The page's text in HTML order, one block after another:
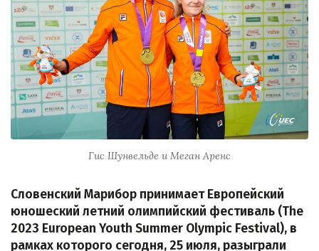
Гис Шунвельде и Меган Аренс
Словенский Марибор принимает Европейский
юношеский летний олимпийский фестиваль (The
2023 European Youth Summer Olympic Festival), в
рамках которого сегодня, 25 июля, разыграли